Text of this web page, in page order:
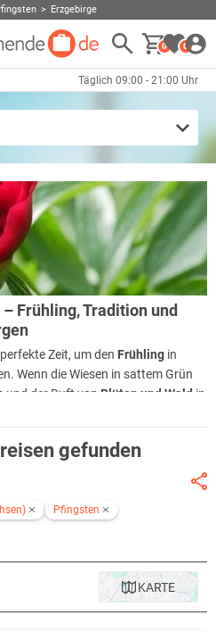
Erzgebirge
0 0
Täglich 09:00 - 21:00 Uhr
Frühling, Tradition und
Zeit, um den Frühling in
Wenn die Wiesen in sattem Grün
und der Duft von Blüten und Wald in
von ihrer lebendigsten Seite.
das Erzgebirge alles, was ein
besonders macht – Erholung, Natur
gefunden
Pfingsten
KARTE